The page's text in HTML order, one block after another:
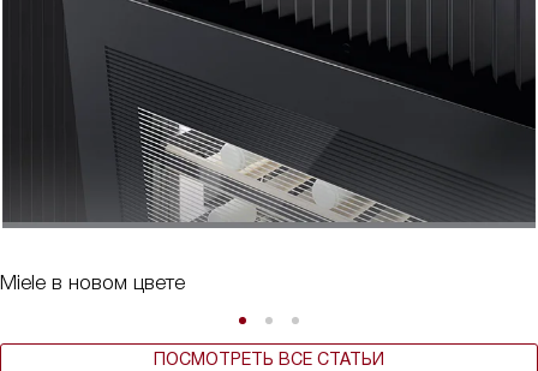
Miele в новом цвете
ПОСМОТРЕТЬ ВСЕ СТАТЬИ